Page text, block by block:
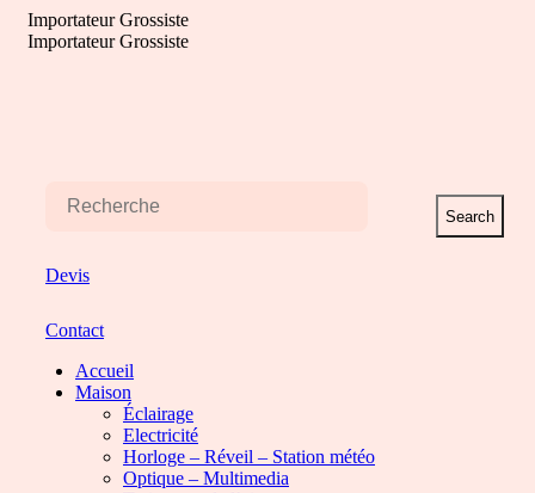
Aller
Importateur Grossiste
Importateur Grossiste
Search
Devis
Contact
Accueil
Maison
Éclairage
Electricité
Horloge – Réveil – Station météo
Optique – Multimedia